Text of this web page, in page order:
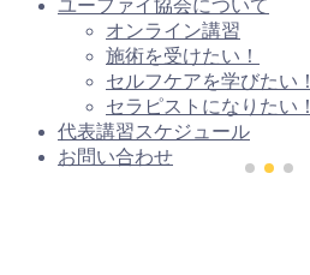
ユーファイ協会について
オンライン講習
施術を受けたい！
セルフケアを学びたい！
セラピストになりたい！
代表講習スケジュール
お問い合わせ